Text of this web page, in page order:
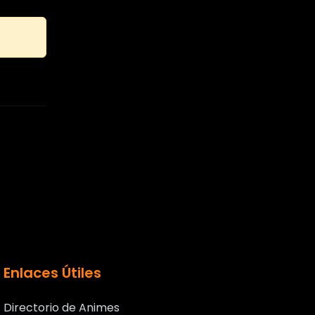
Enlaces Útiles
Directorio de Animes